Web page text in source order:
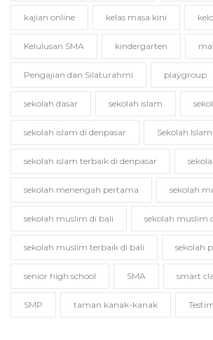
kajian online kelas masa kini
Kelulusan SMA kindergarten
Pengajian dan Silaturahmi playgroup
sekolah dasar sekolah islam
sekolah islam di denpasar Sekolah
sekolah islam terbaik di denpasar
sekolah menengah pertama sekolah
sekolah muslim di bali sekolah muslim
sekolah muslim terbaik di bali sekolah
senior high school SMA smart
SMP taman kanak-kanak